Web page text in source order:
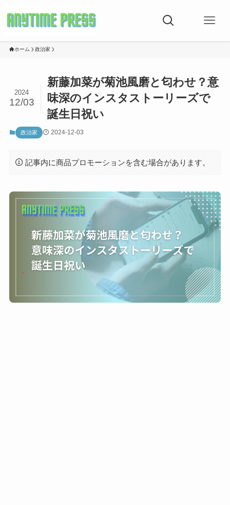
ホーム 政治家
新藤加菜が菊池風磨と匂わせ？意
味深のインスタストーリーズで
誕生日祝い
2024
12/03
政治家 2024-12-03
記事内に商品プロモーションを含む場合があります。